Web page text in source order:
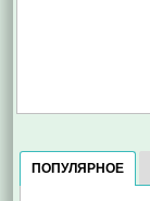
ПОПУЛЯРНОЕ